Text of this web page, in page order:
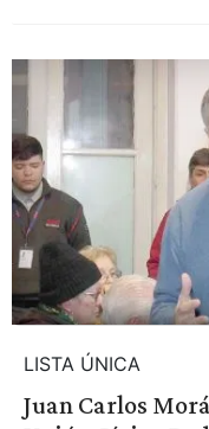
LISTA ÚNICA
Juan Carlos